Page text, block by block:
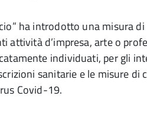
ha introdotto una misura
attività d’impresa, arte o
individuati, per gli
sanitarie e le misure
Covid-19.